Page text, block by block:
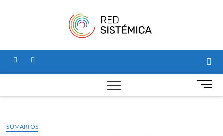
PERSPECTIVAS
SISTÉMICAS.
facebooklinkedin
B
o
SUMARIOS